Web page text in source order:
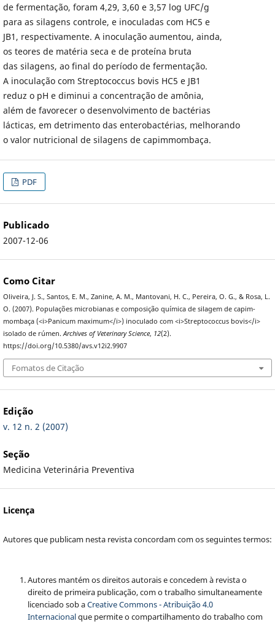
de fermentação, foram 4,29, 3,60 e 3,57 log UFC/g
para as silagens controle, e inoculadas com HC5 e
JB1, respectivamente. A inoculação aumentou, ainda,
os teores de matéria seca e de proteína bruta
das silagens, ao final do período de fermentação.
A inoculação com Streptococcus bovis HC5 e JB1
reduz o pH e diminui a concentração de amônia,
além de favorecer o desenvolvimento de bactérias
lácticas, em detrimento das enterobactérias, melhorando
o valor nutricional de silagens de capimmombaça.
PDF
Publicado
2007-12-06
Como Citar
Oliveira, J. S., Santos, E. M., Zanine, A. M., Mantovani, H. C., Pereira, O. G., & Rosa, L.
O. (2007). Populações microbianas e composição química de silagem de capim-
mombaça (<i>Panicum maximum</i>) inoculado com <i>Streptococcus bovis</i>
isolado de rúmen.Archives of Veterinary Science, 12(2).
https://doi.org/10.5380/avs.v12i2.9907
Fomatos de Citação
Edição
v. 12 n. 2 (2007)
Seção
Medicina Veterinária Preventiva
Licença
Autores que publicam nesta revista concordam com os seguintes termos:
Autores mantém os direitos autorais e concedem à revista o
direito de primeira publicação, com o trabalho simultaneamente
licenciado sob aCreative Commons - Atribuição 4.0
Internacionalque permite o compartilhamento do trabalho com